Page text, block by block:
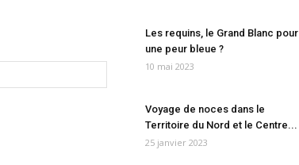
Les requins, le Grand Blanc pour
une peur bleue ?
10 mai 2023
Voyage de noces dans le
Territoire du Nord et le Centre...
25 janvier 2023